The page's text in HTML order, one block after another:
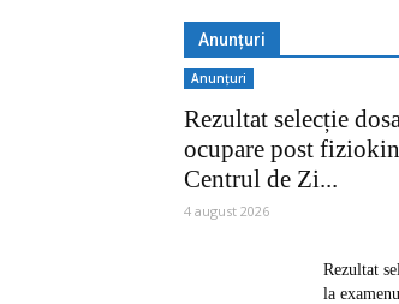
Turzii
Anunțuri
Anunțuri
Rezultat selecție
ocupare post
Centrul de Zi...
4 august 2026
Rezultat
la